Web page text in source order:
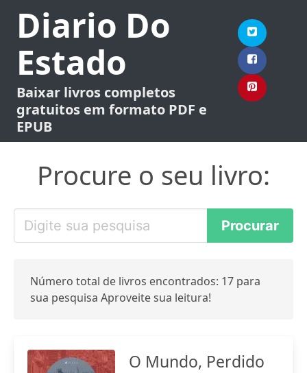
Diario Do
Estado
Baixar livros completos
gratuitos em formato PDF e
EPUB
Procure o seu livro:
Número total de livros encontrados: 17 para
sua pesquisa Aproveite sua leitura!
O Mundo, Perdido